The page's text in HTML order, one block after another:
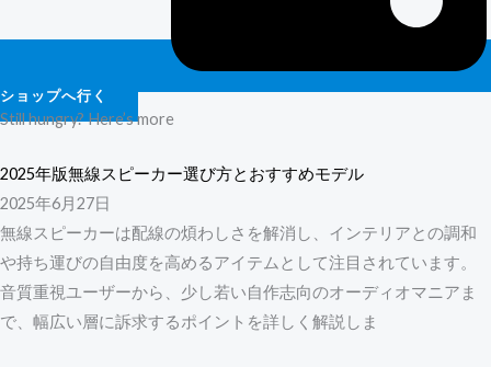
ショップへ行く
Still hungry? Here’s more
2025年版無線スピーカー選び方とおすすめモデル
2025年6月27日
無線スピーカーは配線の煩わしさを解消し、インテリアとの調和
や持ち運びの自由度を高めるアイテムとして注目されています。
音質重視ユーザーから、少し若い自作志向のオーディオマニアま
で、幅広い層に訴求するポイントを詳しく解説しま